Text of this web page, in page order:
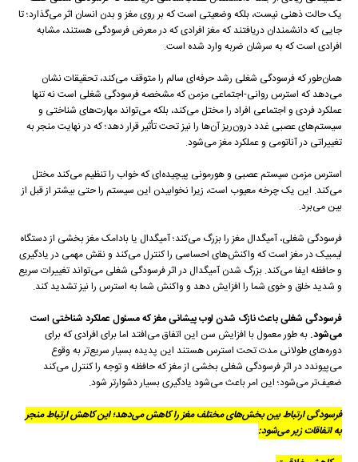
یک حالت ذهنی نیست، بلکه وضعیتی است که بر روی مغز و بدن انسان اثر می‌گذارد؛ تا
جایی که دانشمندان دریافتند که مغز افرادی که در معرض فرسودگی هستند، مشابه
افرادی است که به سرشان ضربه وارد شده است.
همان‌طور که فرسودگی شغلی رشد حرفه‌ای سالم را متوقف می‌کند، تحقیقات نشان
می‌دهد که استرس روانی-اجتماعی مزمن که مشخصه فرسودگی شغلی است نه تنها
عملکرد فردی و اجتماعی افراد را مختل می‌کند، بلکه می‌تواند مهارت‌های شناختی و
سیستم‌های عصبی غدد درون‌ریز آن‌ها را نیز تحت تأثیر قرار دهد؛ که در نهایت منجر به
تغییراتی در آناتومی و عملکرد مغز می‌شود.
استرس مزمن سیستم عصبی و هورمونی پیچیده‌ای که خواب را تنظیم می‌کند مختل
می‌کند. این یک چرخه معیوب است، زیرا نخوابیدن این سیستم را حتی بیشتر از قبل از
بین می‌برد.
فرسودگی شغلی، آمیگدال مغز را بزرگ می‌کند؛ آمیگدال یا بادامک مغز بخشی از دستگاه
لیمبیک در مغز است که واکنش‌های احساسی را کنترل می‌کند و نقش مهمی در یادگیری
و حافظه ایفا می‌کند. بزرگ شدن آمیگدال در اثر فرسودگی شغلی می‌تواند تغییرات سریع
و شدید خلق و خوی شما را افزایش دهد و واکنش شما به استرس را نیز تشدید کند.
فرسودگی شغلی باعث نازک شدن لوب پیشانی مغز که مسئول عملکرد شناختی است
می‌شود. به طور معمول با افزایش سن این اتفاق می‌افتد اما برای افرادی که برای
دوره‌های طولانی مدت تحت استرس هستند این پدیده بسیار سریع‌تر به وقوع
می‌پیوندد در اثر فرسودگی شغلی بخشی از مغز که حافظه و توجه را کنترل می‌کند
ضعیف‌تر می‌شود؛ این امر باعث می‌شود یادگیری بسیار دشوارتر شود.
فرسودگی ارتباط بین بخش‌های مختلف مغز را کاهش می‌دهد؛ این کاهش ارتباط منجر
به اتفاقات زیر می‌شود: